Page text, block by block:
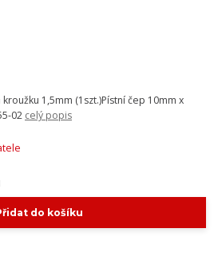
1,5mm (1szt.)Pístní čep 10mm x
02 celý popis
do košíku